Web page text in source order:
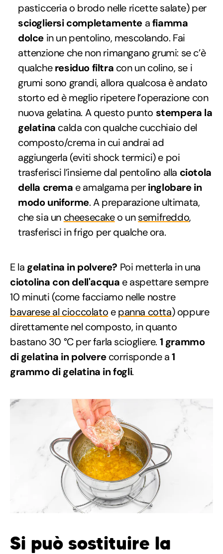
pasticceria o brodo nelle ricette salate) per
sciogliersi completamente afiamma
dolce in un pentolino, mescolando. Fai
attenzione che non rimangano grumi: se c’è
qualcheresiduofiltra con un colino, se i
grumi sono grandi, allora qualcosa è andato
storto ed è meglio ripetere l’operazione con
nuova gelatina. A questo punto stempera la
gelatina calda con qualche cucchiaio del
composto/crema in cui andrai ad
aggiungerla (eviti shock termici) e poi
trasferisci l’insieme dal pentolino alla ciotola
della crema e amalgama peringlobare in
modo uniforme. A preparazione ultimata,
che sia un cheesecakeo unsemifreddo,
trasferisci in frigo per qualche ora.
E la gelatina in polvere? Poi metterla in una
ciotolina con dell'acqua e aspettare sempre
10 minuti (come facciamo nelle nostre
bavarese al cioccolato epanna cotta) oppure
direttamente nel composto, in quanto
bastano 30 °C per farla sciogliere. 1 grammo
di gelatina in polverecorrisponde a1
grammo di gelatina in fogli.
Si può sostituire la